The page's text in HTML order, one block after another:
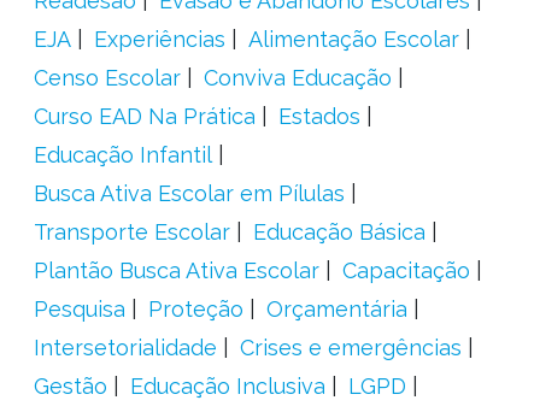
EJA
Experiências
Alimentação Escolar
Censo Escolar
Conviva Educação
Curso EAD Na Prática
Estados
Educação Infantil
Busca Ativa Escolar em Pílulas
Transporte Escolar
Educação Básica
Plantão Busca Ativa Escolar
Capacitação
Pesquisa
Proteção
Orçamentária
Intersetorialidade
Crises e emergências
Gestão
Educação Inclusiva LGPD